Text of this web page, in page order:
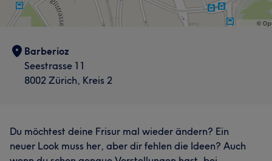
Barberioz
Seestrasse 11
8002 Zürich, Kreis 2
Du möchtest deine Frisur mal wieder ändern? Ein
neuer Look muss her, aber dir fehlen die Ideen? Auch